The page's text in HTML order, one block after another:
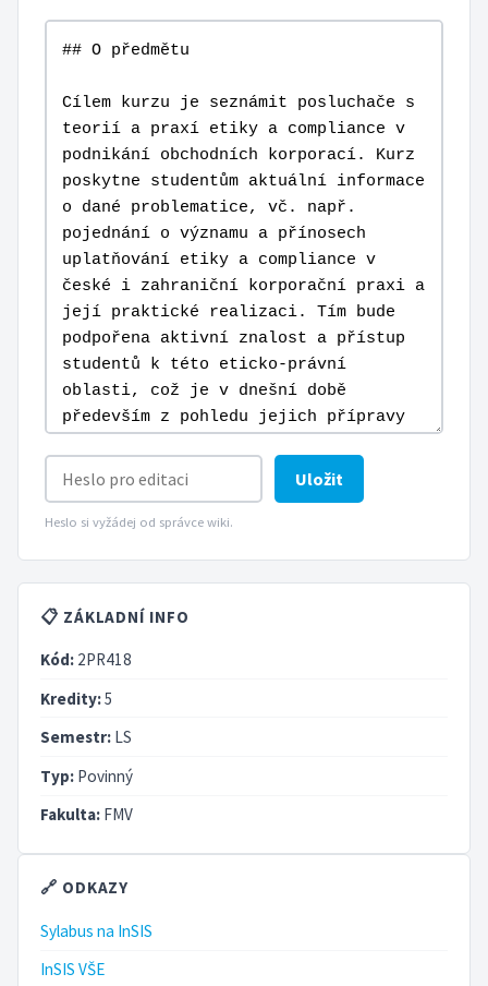
Uložit
Heslo si vyžádej od správce wiki.
📋 ZÁKLADNÍ INFO
Kód: 2PR418
Kredity:5
Semestr: LS
Typ: Povinný
Fakulta: FMV
🔗 ODKAZY
Sylabus na InSIS
InSIS VŠE